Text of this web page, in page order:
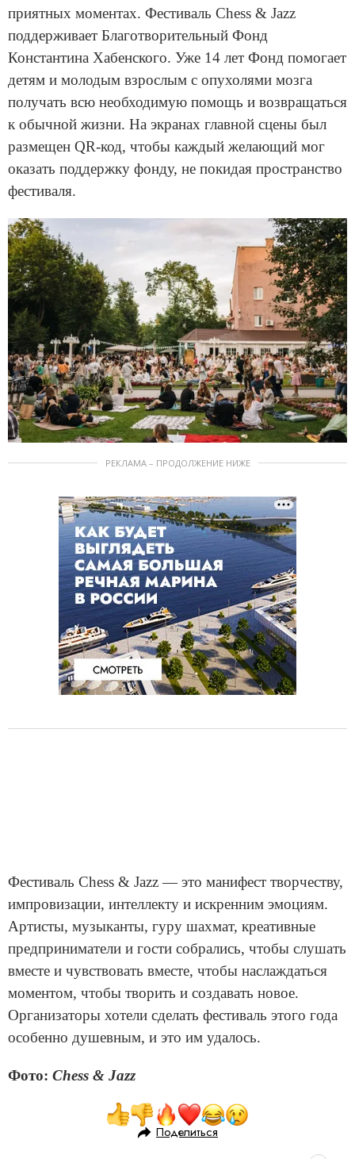
приятных моментах. Фестиваль Сhess & Jazz
поддерживает Благотворительный Фонд
Константина Хабенского. Уже 14 лет Фонд помогает
детям и молодым взрослым с опухолями мозга
получать всю необходимую помощь и возвращаться
к обычной жизни. На экранах главной сцены был
размещен QR-код, чтобы каждый желающий мог
оказать поддержку фонду, не покидая пространство
фестиваля.
РЕКЛАМА – ПРОДОЛЖЕНИЕ НИЖЕ
Фестиваль Chess & Jazz — это манифест творчеству,
импровизации, интеллекту и искренним эмоциям.
Артисты, музыканты, гуру шахмат, креативные
предприниматели и гости собрались, чтобы слушать
вместе и чувствовать вместе, чтобы наслаждаться
моментом, чтобы творить и создавать новое.
Организаторы хотели сделать фестиваль этого года
особенно душевным, и это им удалось.
Фото: Chess & Jazz
Поделиться